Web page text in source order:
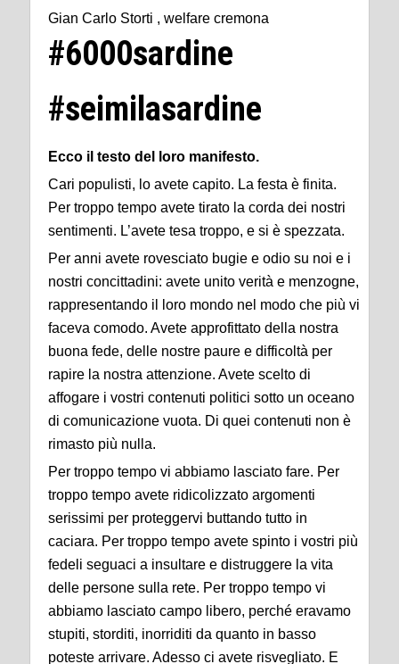
Gian Carlo Storti , welfare cremona
#6000sardine
#seimilasardine
Ecco il testo del loro manifesto.
Cari populisti, lo avete capito. La festa è finita.
Per troppo tempo avete tirato la corda dei nostri
sentimenti. L’avete tesa troppo, e si è spezzata.
Per anni avete rovesciato bugie e odio su noi e i
nostri concittadini: avete unito verità e menzogne,
rappresentando il loro mondo nel modo che più vi
faceva comodo. Avete approfittato della nostra
buona fede, delle nostre paure e difficoltà per
rapire la nostra attenzione. Avete scelto di
affogare i vostri contenuti politici sotto un oceano
di comunicazione vuota. Di quei contenuti non è
rimasto più nulla.
Per troppo tempo vi abbiamo lasciato fare. Per
troppo tempo avete ridicolizzato argomenti
serissimi per proteggervi buttando tutto in
caciara. Per troppo tempo avete spinto i vostri più
fedeli seguaci a insultare e distruggere la vita
delle persone sulla rete. Per troppo tempo vi
abbiamo lasciato campo libero, perché eravamo
stupiti, storditi, inorriditi da quanto in basso
poteste arrivare. Adesso ci avete risvegliato. E